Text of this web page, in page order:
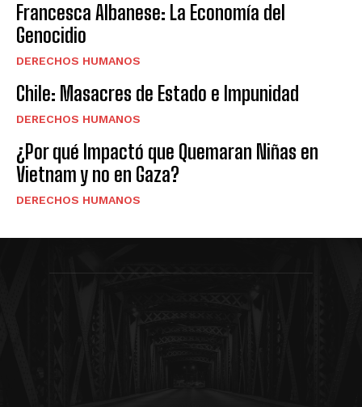
Francesca Albanese: La Economía del
Genocidio
DERECHOS HUMANOS
Chile: Masacres de Estado e Impunidad
DERECHOS HUMANOS
¿Por qué Impactó que Quemaran Niñas en
Vietnam y no en Gaza?
DERECHOS HUMANOS